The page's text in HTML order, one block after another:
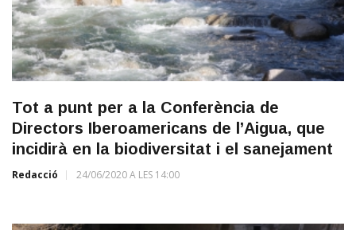
Tot a punt per a la Conferència de
Directors Iberoamericans de l’Aigua, que
incidirà en la biodiversitat i el sanejament
Redacció 24/06/2020 A LES 14:00